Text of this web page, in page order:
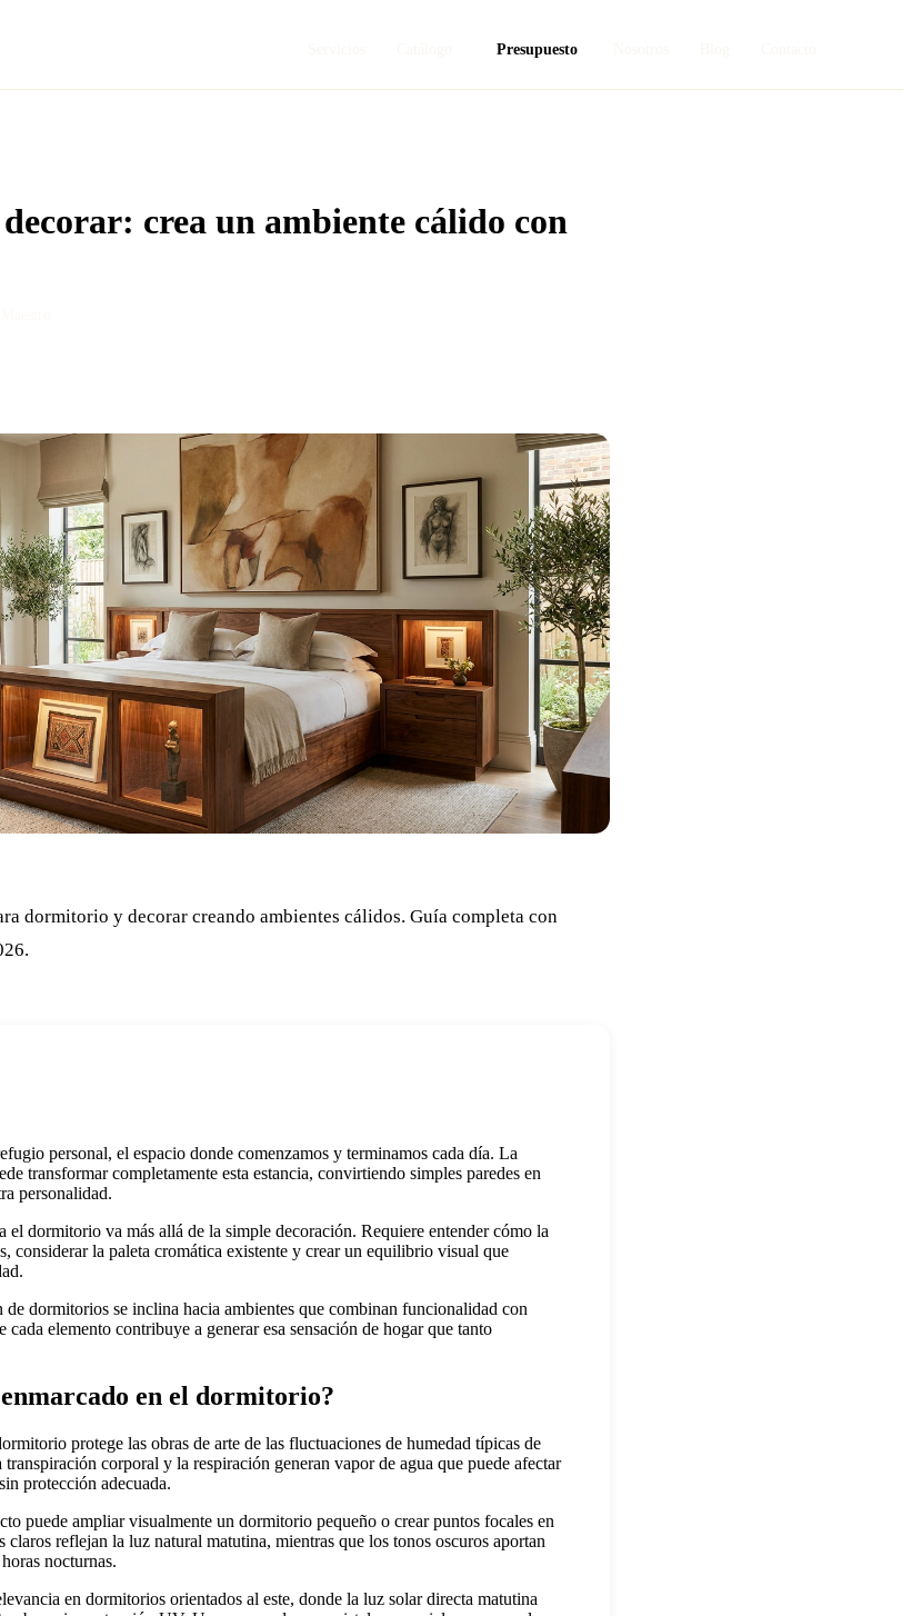
Presupuesto
crea un ambiente cálido con
dormitorio y decorar creando ambientes cálidos. Guía completa con
personal, el espacio donde comenzamos y terminamos cada día. La
transformar completamente esta estancia, convirtiendo simples paredes en
personalidad.
el dormitorio va más allá de la simple decoración. Requiere entender cómo la
considerar la paleta cromática existente y crear un equilibrio visual que
de dormitorios se inclina hacia ambientes que combinan funcionalidad con
cada elemento contribuye a generar esa sensación de hogar que tanto
en el dormitorio?
protege las obras de arte de las fluctuaciones de humedad típicas de
transpiración corporal y la respiración generan vapor de agua que puede afectar
protección adecuada.
puede ampliar visualmente un dormitorio pequeño o crear puntos focales en
claros reflejan la luz natural matutina, mientras que los tonos oscuros aportan
nocturnas.
en dormitorios orientados al este, donde la luz solar directa matutina